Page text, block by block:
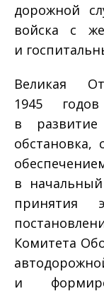
дорожной
войска с
и
Великая
1945
в
обстановка,
в
принятия
Комитета
и